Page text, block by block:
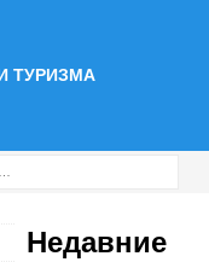
ТУРИЗМА
Недавние